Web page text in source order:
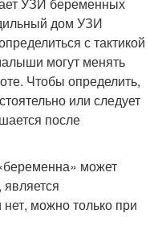
дом УЗИ
с тактикой
могут менять
Чтобы определить,
или следует
после
может
можно только при